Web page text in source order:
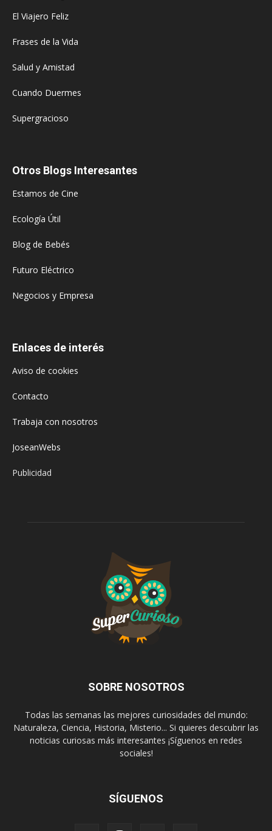
El Viajero Feliz
Frases de la Vida
Salud y Amistad
Cuando Duermes
Supergracioso
Otros Blogs Interesantes
Estamos de Cine
Ecología Útil
Blog de Bebés
Futuro Eléctrico
Negocios y Empresa
Enlaces de interés
Aviso de cookies
Contacto
Trabaja con nosotros
JoseanWebs
Publicidad
SOBRE NOSOTROS
Todas las semanas las mejores curiosidades del mundo:
Naturaleza, Ciencia, Historia, Misterio... Si quieres descubrir las
noticias curiosas más interesantes ¡Síguenos en redes
sociales!
SÍGUENOS